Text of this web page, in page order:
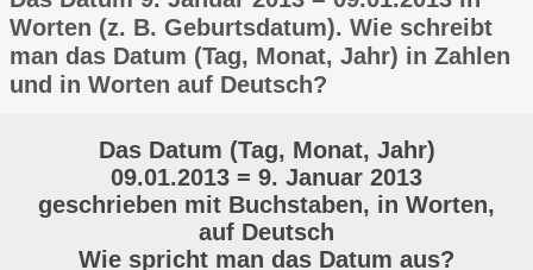
Worten (z. B. Geburtsdatum). Wie schreibt
man das Datum (Tag, Monat, Jahr) in Zahlen
und in Worten auf Deutsch?
Das Datum (Tag, Monat, Jahr)
09.01.2013 = 9. Januar 2013
geschrieben mit Buchstaben, in Worten,
auf Deutsch
Wie spricht man das Datum aus?